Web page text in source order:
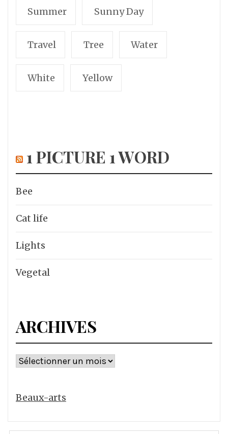
Summer Sunny Day
Travel Tree Water
White Yellow
1 PICTURE 1 WORD
Bee
Cat life
Lights
Vegetal
ARCHIVES
Archives
Beaux-arts